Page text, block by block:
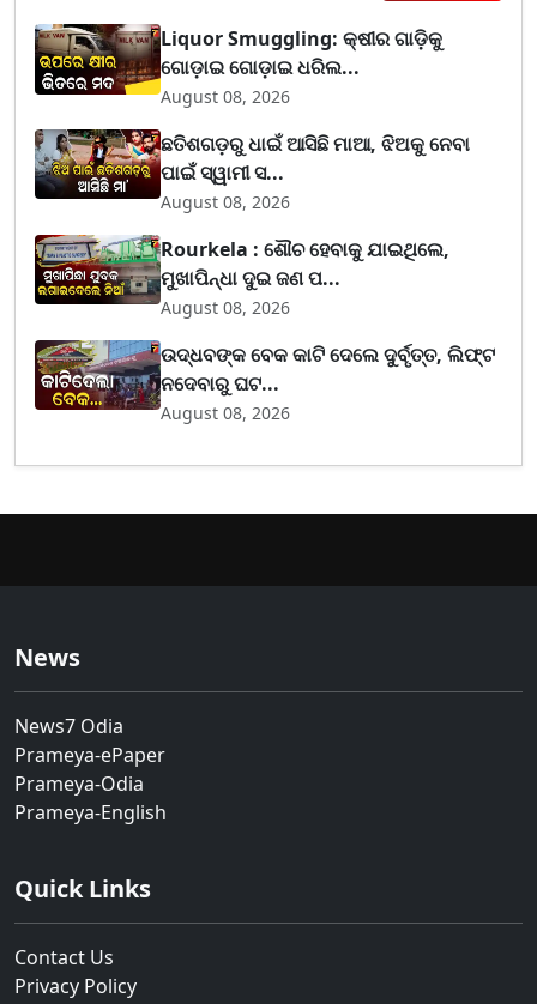
Liquor Smuggling: କ୍ଷୀର ଗାଡ଼ିକୁ
ଗୋଡ଼ାଇ ଗୋଡ଼ାଇ ଧରିଲ...
August 08, 2026
ଛତିଶଗଡ଼ରୁ ଧାଇଁ ଆସିଛି ମାଆ, ଝିଅକୁ ନେବା
ପାଇଁ ସ୍ୱାମୀ ସ...
August 08, 2026
Rourkela : ଶୌଚ ହେବାକୁ ଯାଇଥିଲେ,
ମୁଖାପିନ୍ଧା ଦୁଇ ଜଣ ପ...
August 08, 2026
ଉଦ୍ଧବଙ୍କ ବେକ କାଟି ଦେଲେ ଦୁର୍ବୃତ୍ତ, ଲିଫ୍ଟ
ନଦେବାରୁ ଘଟ...
August 08, 2026
News
News7 Odia
Prameya-ePaper
Prameya-Odia
Prameya-English
Quick Links
Contact Us
Privacy Policy